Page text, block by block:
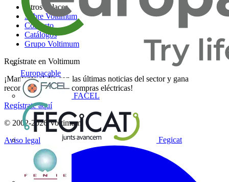
Europacable
FACEL
Fegicat
Otros enlaces
Sobre Voltimum
Contacto
Catálogos
Grupo Voltimum
Regístrate en Voltimum
¡Mantente al día con las últimas noticias del sector y gana
recompensas por tus compras eléctricas!
Regístrate aquí
© 2002-2026 Voltimum
Aviso legal